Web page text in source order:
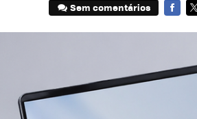
Sem comentários